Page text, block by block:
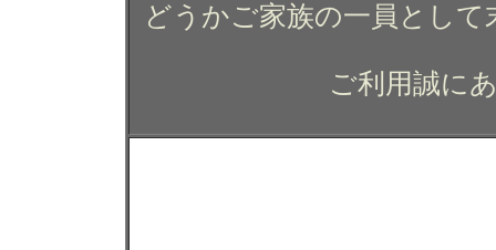
どうかご家族の一員とし
ご利用誠に